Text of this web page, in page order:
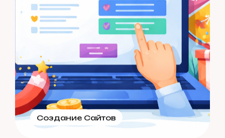
Создание Сайтов